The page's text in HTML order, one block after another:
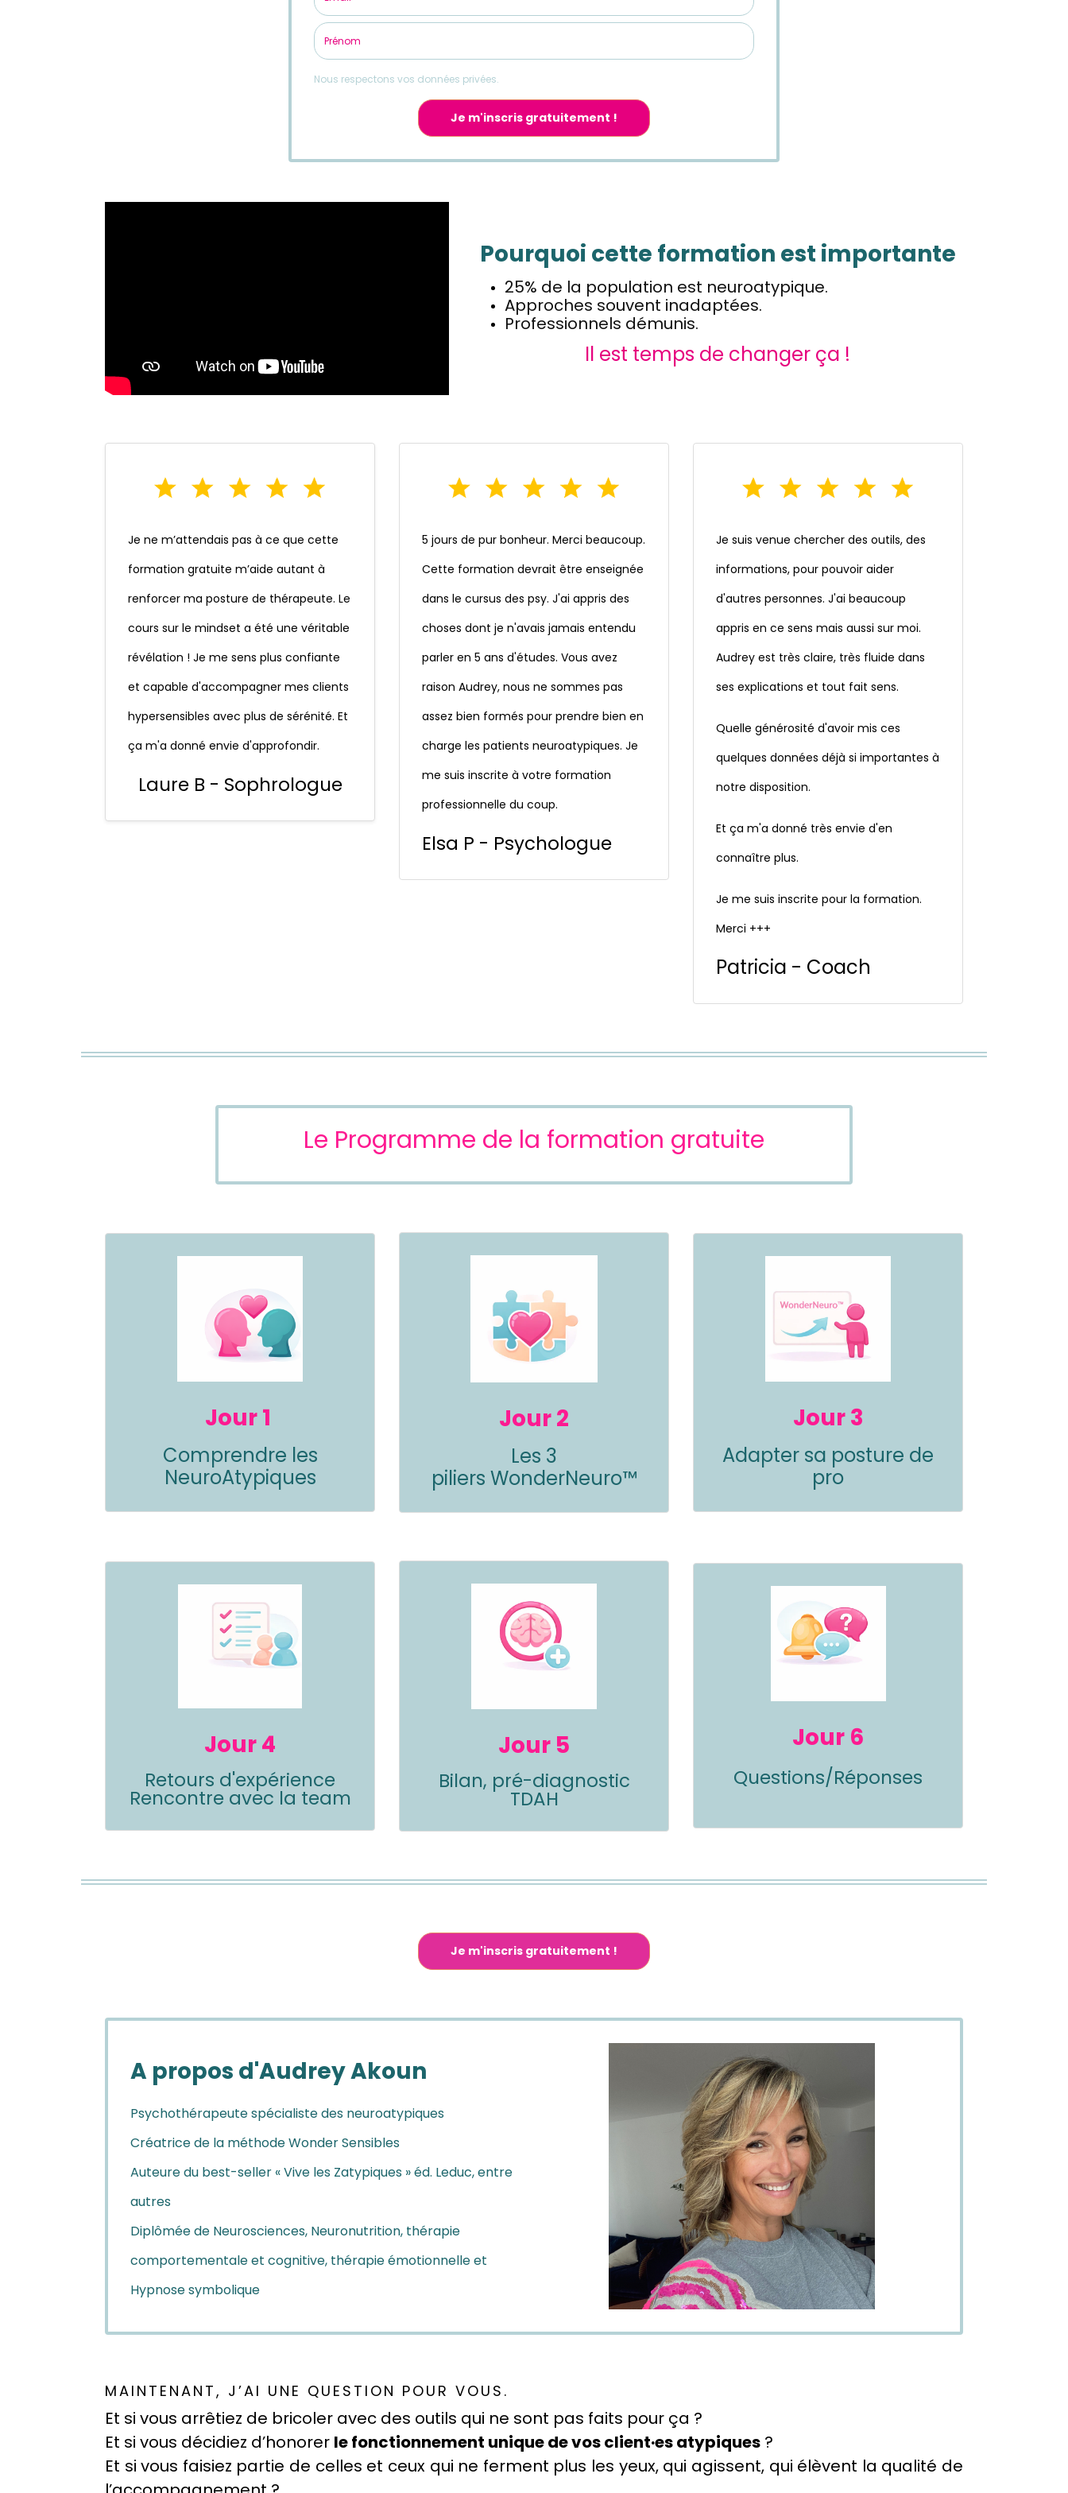
Nous respectons vos données privées.
Je m'inscris gratuitement !
Pourquoi cette formation est importante
25% de la population est neuroatypique.
Approches souvent inadaptées.
Professionnels démunis.
Il est temps de changer ça !
Je ne m’attendais pas à ce que cette
formation gratuite m’aide autant à
renforcer ma posture de thérapeute. Le
cours sur le mindset a été une véritable
révélation ! Je me sens plus confiante
et capable d'accompagner mes clients
hypersensibles avec plus de sérénité. Et
ça m'a donné envie d'approfondir.
Laure B - Sophrologue
5 jours de pur bonheur. Merci beaucoup.
Cette formation devrait être enseignée
dans le cursus des psy. J'ai appris des
choses dont je n'avais jamais entendu
parler en 5 ans d'études. Vous avez
raison Audrey, nous ne sommes pas
assez bien formés pour prendre bien en
charge les patients neuroatypiques. Je
me suis inscrite à votre formation
professionnelle du coup.
Elsa P - Psychologue
Je suis venue chercher des outils, des
informations, pour pouvoir aider
d'autres personnes. J'ai beaucoup
appris en ce sens mais aussi sur moi.
Audrey est très claire, très fluide dans
ses explications et tout fait sens.
Quelle générosité d'avoir mis ces
quelques données déjà si importantes à
notre disposition.
Et ça m'a donné très envie d'en
connaître plus.
Je me suis inscrite pour la formation.
Merci +++
Patricia - Coach
Le Programme de la formation gratuite
Jour 1
Comprendre les
NeuroAtypiques
Jour 2
Les 3
piliers WonderNeuro™
Jour 3
Adapter sa posture de
pro
Jour 4
Retours d'expérience
Rencontre avec la team
Jour 5
Bilan, pré-diagnostic
TDAH
Jour 6
Questions/Réponses
Je m'inscris gratuitement !
A propos d'Audrey Akoun
Psychothérapeute spécialiste des neuroatypiques
Créatrice de la méthode Wonder Sensibles
Auteure du best-seller « Vive les Zatypiques » éd. Leduc, entre
autres
Diplômée de Neurosciences, Neuronutrition, thérapie
comportementale et cognitive, thérapie émotionnelle et
Hypnose symbolique
MAINTENANT, J’AI UNE QUESTION POUR VOUS.
Et si vous arrêtiez de bricoler avec des outils qui ne sont pas faits pour ça ?
Et si vous décidiez d’honorer le fonctionnement unique de vos client·es atypiques ?
Et si vous faisiez partie de celles et ceux qui ne ferment plus les yeux, qui agissent, qui élèvent la qualité de